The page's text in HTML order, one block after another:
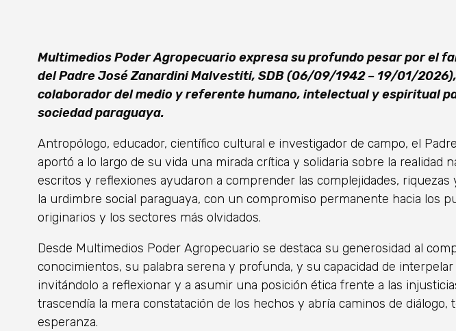
Multimedios Poder Agropecuario expresa su profundo pesar por el
del Padre José Zanardini Malvestiti, SDB (06/09/1942 – 19/01/2026),
colaborador del medio y referente humano, intelectual y espiritual
sociedad paraguaya.
Antropólogo, educador, científico cultural e investigador de campo, el
aportó a lo largo de su vida una mirada crítica y solidaria sobre la realidad
escritos y reflexiones ayudaron a comprender las complejidades, riquezas
la urdimbre social paraguaya, con un compromiso permanente hacia los
originarios y los sectores más olvidados.
Desde Multimedios Poder Agropecuario se destaca su generosidad al
conocimientos, su palabra serena y profunda, y su capacidad de interpelar
invitándolo a reflexionar y a asumir una posición ética frente a las
trascendía la mera constatación de los hechos y abría caminos de diálogo,
esperanza.